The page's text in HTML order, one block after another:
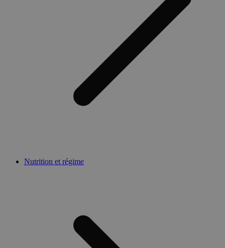
Nutrition et régime